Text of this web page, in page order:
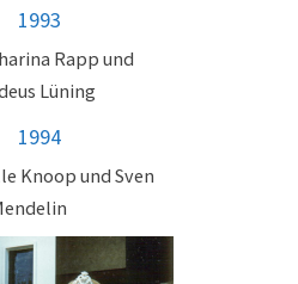
Rapp und
Lüning
Knoop und Sven